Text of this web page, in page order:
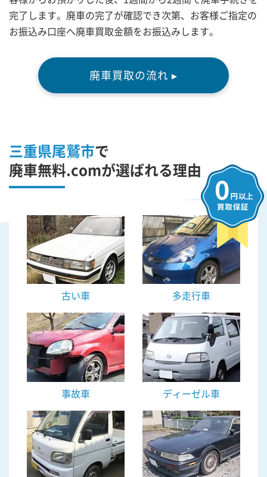
完了します。廃車の完了が確認でき次第、お客様ご指定の
お振込み口座へ廃車買取金額をお振込みします。
廃車買取の流れ ▸
三重県尾鷲市で
廃車無料.comが選ばれる理由
古い車 多走行車
事故車 ディーゼル車